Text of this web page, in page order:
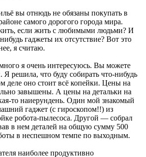
вы отнюдь не обязаны покупать в
самого дорогого города мира.
если жить с любимыми людьми? И
гаджеты их отсутствие? Вот это
я считаю.
я очень интересуюсь. Вы можете
Я решила, что буду собирать что-нибудь
деле оно стоит всё копейки. Цены на
завышены. А цены на детальки на
то наиерундень. Один мой знакомый
гаджет (с гироскопом!!) из
робота-пылесоса. Другой — собрал
в нем деталей на общую сумму 500
в неспешном темпе по выходным.
наиболее продуктивно